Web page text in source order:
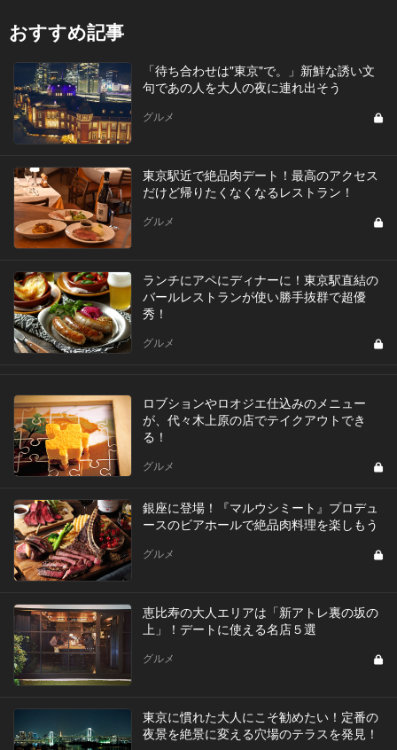
おすすめ記事
「待ち合わせは"東京"で。」新鮮な誘い文
句であの人を大人の夜に連れ出そう
グルメ
東京駅近で絶品肉デート！最高のアクセス
だけど帰りたくなくなるレストラン！
グルメ
ランチにアペにディナーに！東京駅直結の
バールレストランが使い勝手抜群で超優
秀！
グルメ
ロブションやロオジエ仕込みのメニュー
が、代々木上原の店でテイクアウトでき
る！
グルメ
銀座に登場！『マルウシミート』プロデュ
ースのビアホールで絶品肉料理を楽しもう
グルメ
恵比寿の大人エリアは「新アトレ裏の坂の
上」！デートに使える名店５選
グルメ
東京に慣れた大人にこそ勧めたい！定番の
夜景を絶景に変える穴場のテラスを発見！